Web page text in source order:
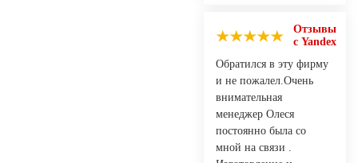
Отзывы
с Yandex
Обратился в эту фирму
и не пожалел.Очень
внимательная
менеджер Олеся
постоянно была со
мной на связи .